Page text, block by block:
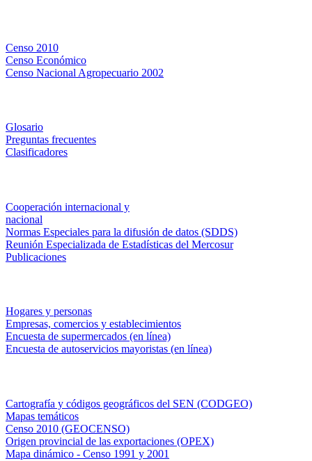
Censo 2010
Censo Económico
Censo Nacional Agropecuario 2002
Glosario
Preguntas frecuentes
Clasificadores
Cooperación internacional y
nacional
Normas Especiales para la difusión de datos (SDDS)
Reunión Especializada de Estadísticas del Mercosur
Publicaciones
Hogares y personas
Empresas, comercios y establecimientos
Encuesta de supermercados (en línea)
Encuesta de autoservicios mayoristas (en línea)
Cartografía y códigos geográficos del SEN (CODGEO)
Mapas temáticos
Censo 2010 (GEOCENSO)
Origen provincial de las exportaciones (OPEX)
Mapa dinámico - Censo 1991 y 2001